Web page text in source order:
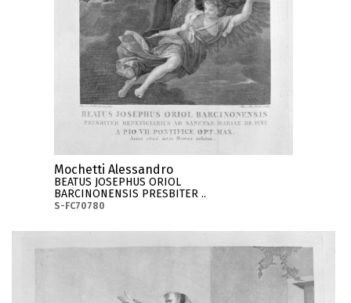
Mochetti Alessandro
BEATUS JOSEPHUS ORIOL
BARCINONENSIS PRESBITER ..
S-FC70780